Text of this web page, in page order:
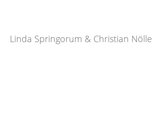
Linda Springorum & Christian Nölle